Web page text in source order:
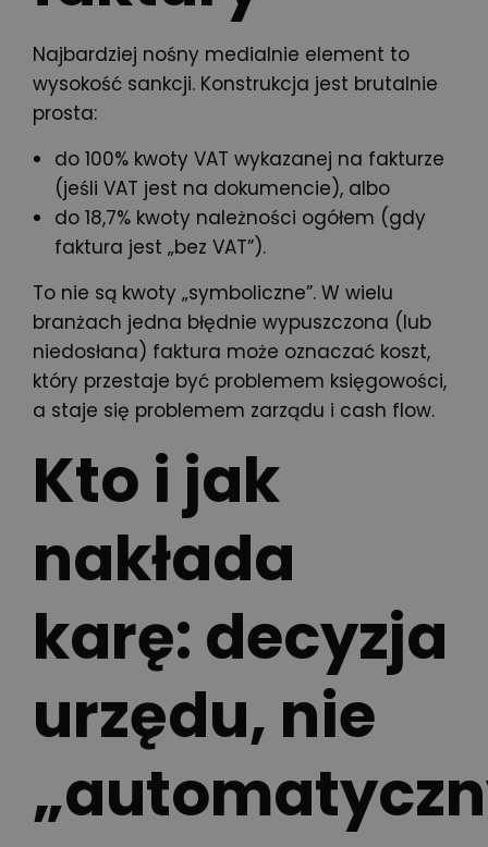
Najbardziej nośny medialnie element to
wysokość sankcji. Konstrukcja jest brutalnie
prosta:
do 100% kwoty VAT wykazanej na fakturze
(jeśli VAT jest na dokumencie), albo
do 18,7% kwoty należności ogółem (gdy
faktura jest „bez VAT”).
To nie są kwoty „symboliczne”. W wielu
branżach jedna błędnie wypuszczona (lub
niedosłana) faktura może oznaczać koszt,
który przestaje być problemem księgowości,
a staje się problemem zarządu i cash flow.
Kto i jak
nakłada
karę: decyzja
urzędu, nie